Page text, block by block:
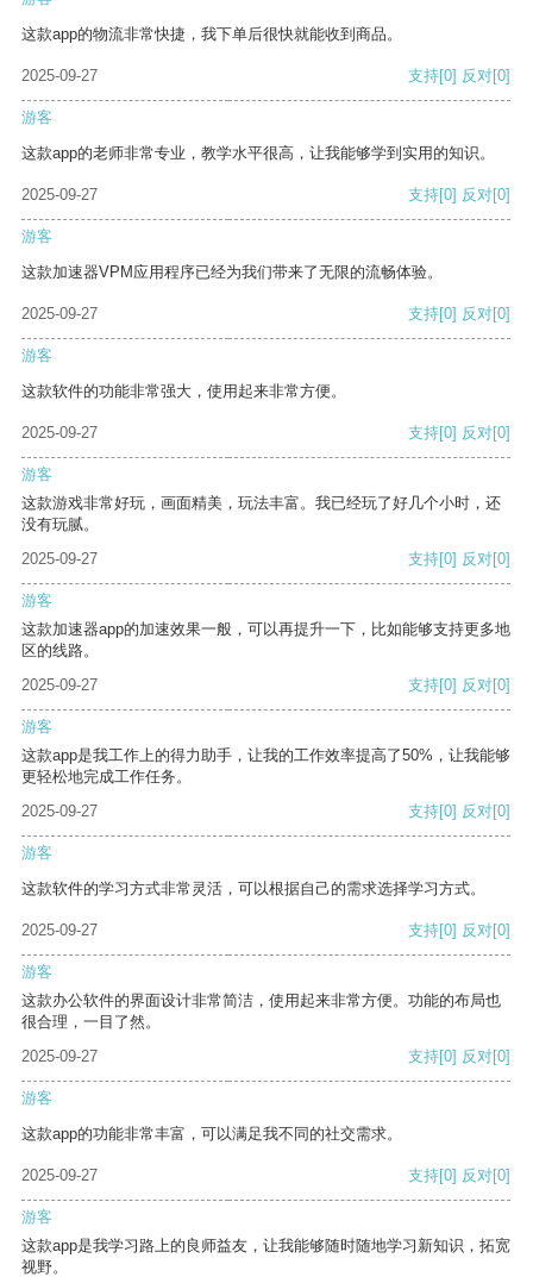
这款app的物流非常快捷，我下单后很快就能收到商品。
2025-09-27 支持[0] 反对[0]
游客
这款app的老师非常专业，教学水平很高，让我能够学到实用的知识。
2025-09-27 支持[0] 反对[0]
游客
这款加速器VPM应用程序已经为我们带来了无限的流畅体验。
2025-09-27 支持[0] 反对[0]
游客
这款软件的功能非常强大，使用起来非常方便。
2025-09-27 支持[0] 反对[0]
游客
这款游戏非常好玩，画面精美，玩法丰富。我已经玩了好几个小时，还
没有玩腻。
2025-09-27
支持[0] 反对[0]
游客
这款加速器app的加速效果一般，可以再提升一下，比如能够支持更多地
区的线路。
2025-09-27
支持[0] 反对[0]
游客
这款app是我工作上的得力助手，让我的工作效率提高了50%，让我能够
更轻松地完成工作任务。
2025-09-27
支持[0] 反对[0]
游客
这款软件的学习方式非常灵活，可以根据自己的需求选择学习方式。
2025-09-27 支持[0] 反对[0]
游客
这款办公软件的界面设计非常简洁，使用起来非常方便。功能的布局也
很合理，一目了然。
2025-09-27
支持[0] 反对[0]
游客
这款app的功能非常丰富，可以满足我不同的社交需求。
2025-09-27 支持[0] 反对[0]
游客
这款app是我学习路上的良师益友，让我能够随时随地学习新知识，拓宽
视野。